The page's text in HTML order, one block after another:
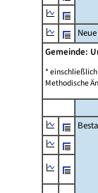
Gemeinde:
*
Methodische